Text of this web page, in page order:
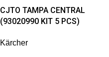
CJTO TAMPA CENTRAL
(93020990 KIT 5 PCS)
Kärcher